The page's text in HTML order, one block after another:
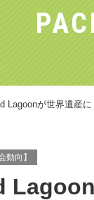
Lagoonが世界遺産に
動向】